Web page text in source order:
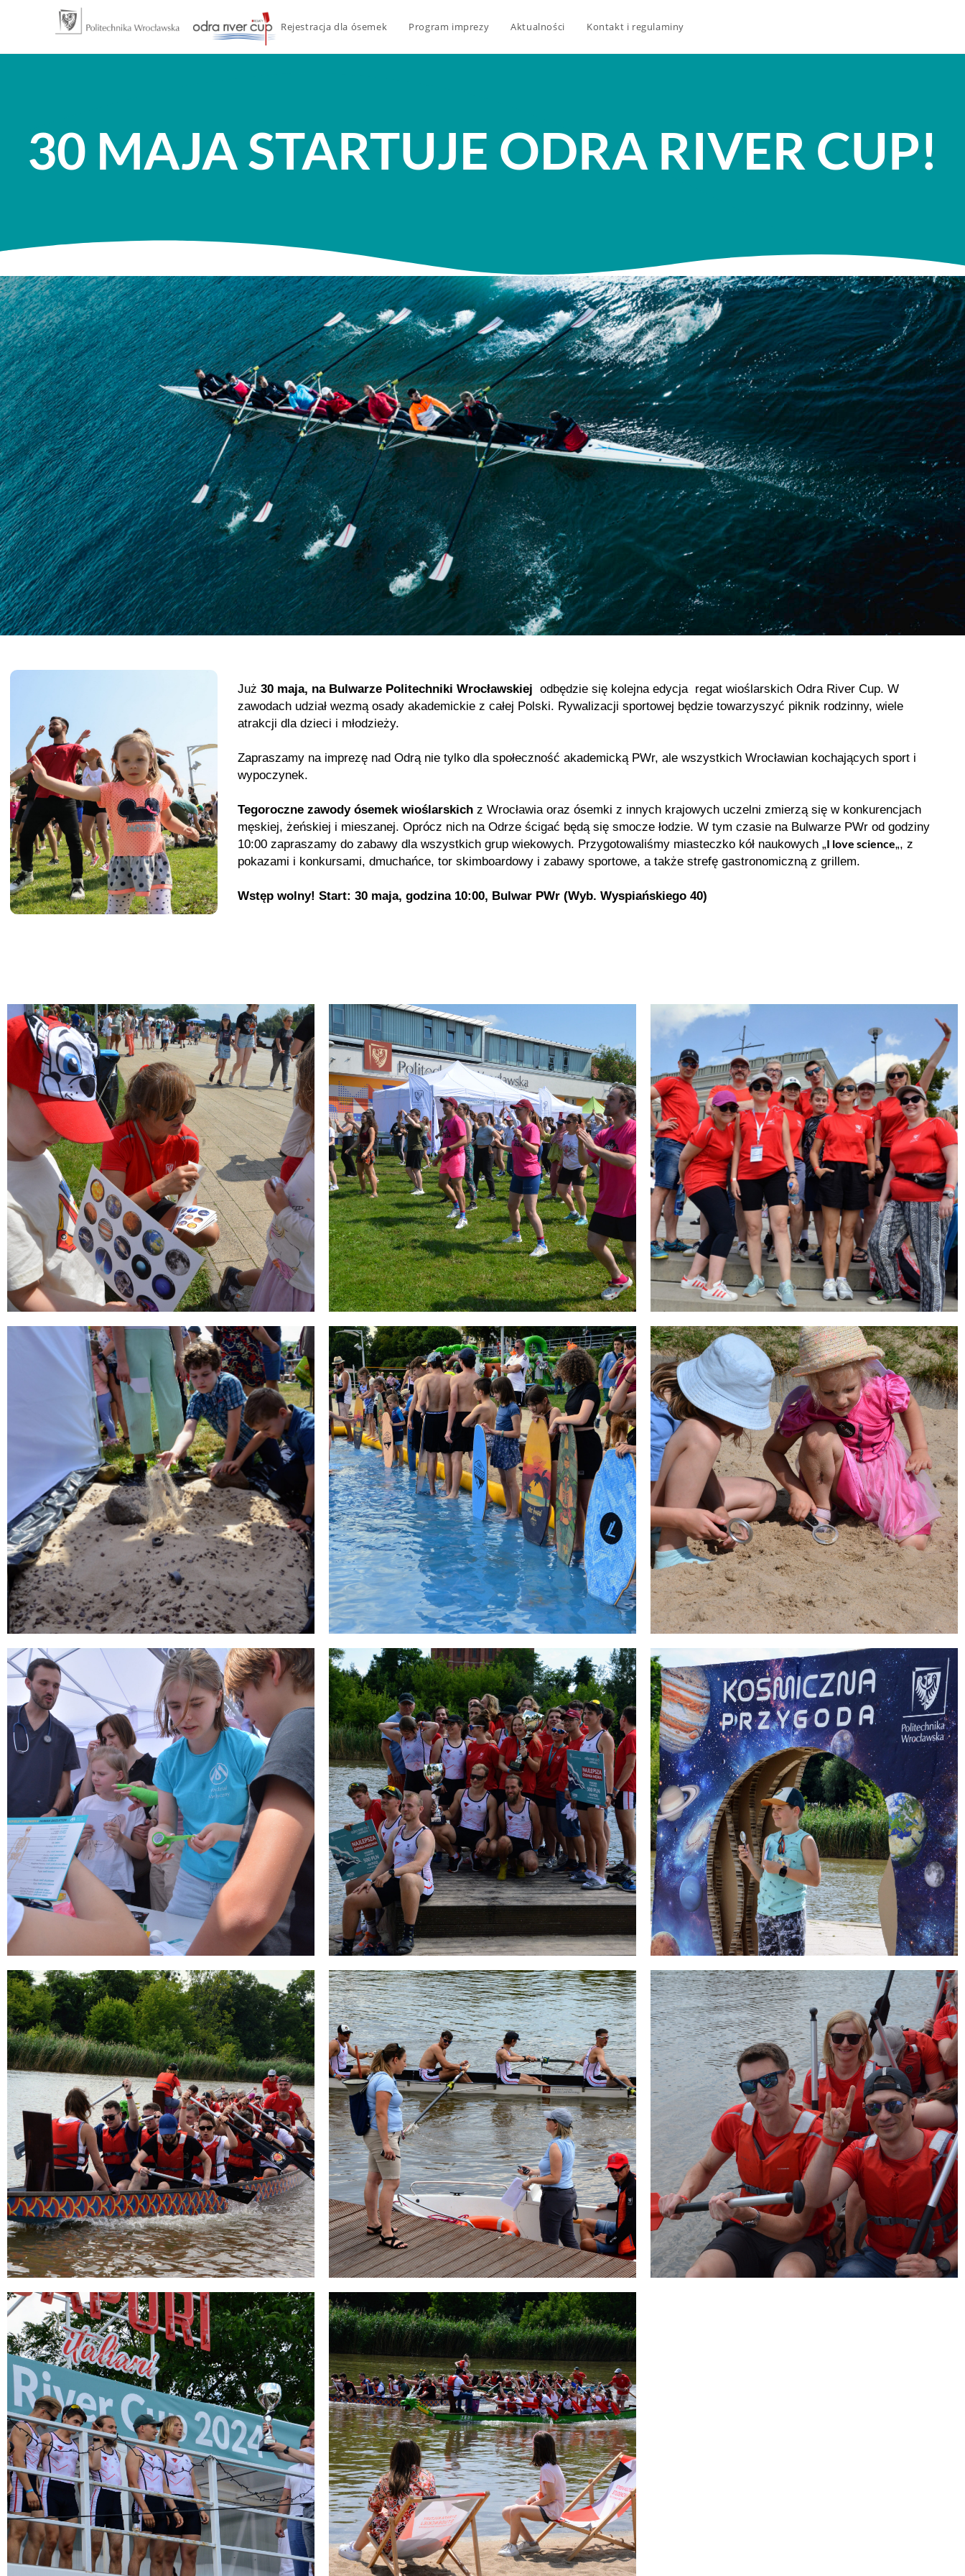
Rejestracja dla ósemek Program imprezy Aktualności Kontakt i regulaminy
30 MAJA STARTUJE ODRA RIVER CUP!
Już30 maja, na Bulwarze Politechniki Wrocławskiej odbędzie się kolejna edycja regat wioślarskich Odra River Cup. W
zawodach udział wezmą osady akademickie z całej Polski. Rywalizacji sportowej będzie towarzyszyć piknik rodzinny, wiele
atrakcji dla dzieci i młodzieży.
Zapraszamy na imprezę nad Odrą nie tylko dla społeczność akademicką PWr, ale wszystkich Wrocławian kochających sport i
wypoczynek.
Tegoroczne zawody ósemek wioślarskich z Wrocławia oraz ósemki z innych krajowych uczelni zmierzą się w konkurencjach
męskiej, żeńskiej i mieszanej. Oprócz nich na Odrze ścigać będą się smocze łodzie. W tym czasie na Bulwarze PWr od godziny
10:00 zapraszamy do zabawy dla wszystkich grup wiekowych. Przygotowaliśmy miasteczko kół naukowych „I love science„, z
pokazami i konkursami, dmuchańce, tor skimboardowy i zabawy sportowe, a także strefę gastronomiczną z grillem.
Wstęp wolny! Start: 30 maja, godzina 10:00, Bulwar PWr (Wyb. Wyspiańskiego 40)